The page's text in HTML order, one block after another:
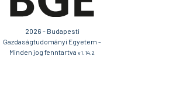
2026 - Budapesti
Gazdaságtudományi Egyetem -
Minden jog fenntartva v1.14.2